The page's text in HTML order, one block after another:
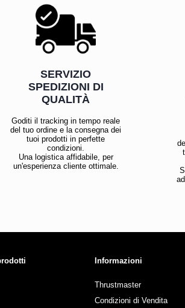
SERVIZIO
SPEDIZIONI DI
QUALITÀ
Goditi il tracking in tempo reale
del tuo ordine e la consegna dei
tuoi prodotti in perfette
condizioni.
Una logistica affidabile, per
un'esperienza cliente ottimale.
Informazioni
Thrustmaster
Condizioni di Vendita